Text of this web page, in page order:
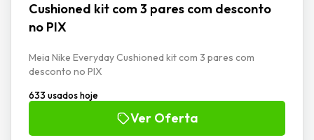
Cushioned kit com 3 pares com desconto
no PIX
Meia Nike Everyday Cushioned kit com 3 pares com
desconto no PIX
633 usados hoje
Ver Oferta